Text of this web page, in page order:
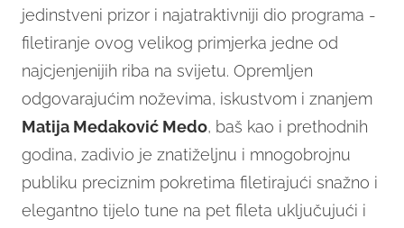
jedinstveni prizor i najatraktivniji dio programa -
filetiranje ovog velikog primjerka jedne od
najcjenjenijih riba na svijetu. Opremljen
odgovarajućim noževima, iskustvom i znanjem
Matija Medaković Medo, baš kao i prethodnih
godina, zadivio je znatiželjnu i mnogobrojnu
publiku preciznim pokretima filetirajući snažno i
elegantno tijelo tune na pet fileta uključujući i